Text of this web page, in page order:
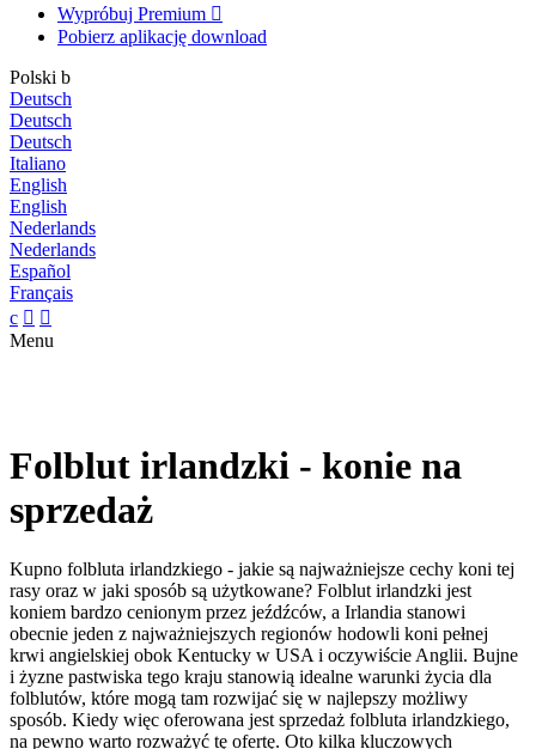
Wypróbuj Premium 
Pobierz aplikację download
Polski b
Deutsch
Deutsch
Deutsch
Italiano
English
English
Nederlands
Nederlands
Español
Français
c  
Menu
Folblut irlandzki - konie na
sprzedaż
Kupno folbluta irlandzkiego - jakie są najważniejsze cechy koni tej
rasy oraz w jaki sposób są użytkowane? Folblut irlandzki jest
koniem bardzo cenionym przez jeźdźców, a Irlandia stanowi
obecnie jeden z najważniejszych regionów hodowli koni pełnej
krwi angielskiej obok Kentucky w USA i oczywiście Anglii. Bujne
i żyzne pastwiska tego kraju stanowią idealne warunki życia dla
folblutów, które mogą tam rozwijać się w najlepszy możliwy
sposób. Kiedy więc oferowana jest sprzedaż folbluta irlandzkiego,
na pewno warto rozważyć tę ofertę. Oto kilka kluczowych